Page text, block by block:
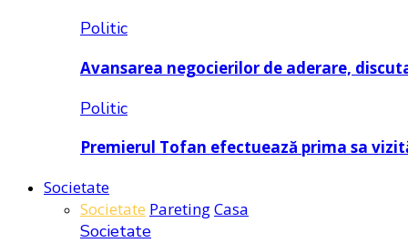
Politic
Avansarea negocierilor de aderare,
Politic
Premierul Tofan efectuează prima sa
Societate
Societate ParetingCasa
Societate